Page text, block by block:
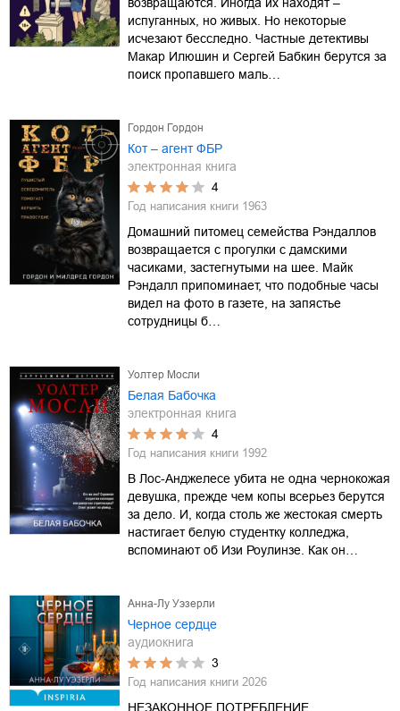
испуганных, но живых. Но некоторые
исчезают бесследно. Частные детективы
Макар Илюшин и Сергей Бабкин берутся за
поиск пропавшего маль…
Гордон Гордон
Кот – агент ФБР
электронная книга
4
Год написания книги 1963
Домашний питомец семейства Рэндаллов
возвращается с прогулки с дамскими
часиками, застегнутыми на шее. Майк
Рэндалл припоминает, что подобные часы
видел на фото в газете, на запястье
сотрудницы б…
Уолтер Мосли
Белая Бабочка
электронная книга
4
Год написания книги 1992
В Лос-Анджелесе убита не одна чернокожая
девушка, прежде чем копы всерьез берутся
за дело. И, когда столь же жестокая смерть
настигает белую студентку колледжа,
вспоминают об Изи Роулинзе. Как он…
Анна-Лу Уэзерли
Черное сердце
аудиокнига
3
Год написания книги 2026
НЕЗАКОННОЕ ПОТРЕБЛЕНИЕ